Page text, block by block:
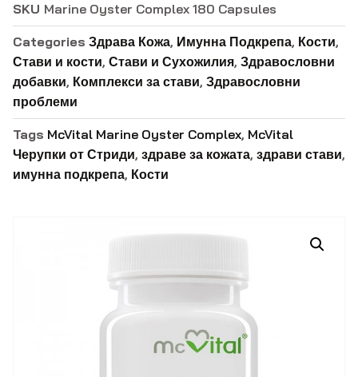
SKU Marine Oyster Complex 180 Capsules
Categories Здрава Кожа, Имунна Подкрепа, Кости,
Стави и кости, Стави и Сухожилия, Здравословни
добавки, Комплекси за стави, Здравословни
проблеми
Tags McVital Marine Oyster Complex, McVital
Черупки от Стриди, здраве за кожата, здрави стави,
имунна подкрепа, Кости